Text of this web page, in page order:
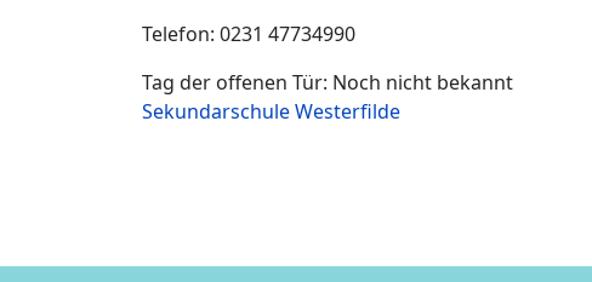
Telefon: 0231 47734990
Tag der offenen Tür: Noch nicht bekannt
Sekundarschule Westerfilde